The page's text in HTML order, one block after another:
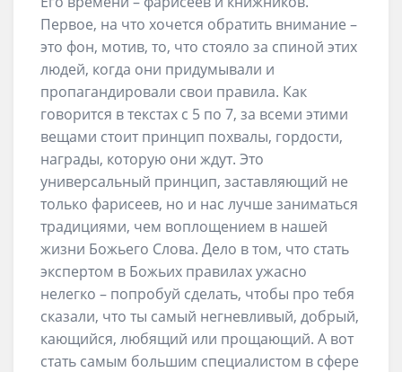
Первое, на что хочется обратить внимание –
это фон, мотив, то, что стояло за спиной этих
людей, когда они придумывали и
пропагандировали свои правила. Как
говорится в текстах с 5 по 7, за всеми этими
вещами стоит принцип похвалы, гордости,
награды, которую они ждут. Это
универсальный принцип, заставляющий не
только фарисеев, но и нас лучше заниматься
традициями, чем воплощением в нашей
жизни Божьего Слова. Дело в том, что стать
экспертом в Божьих правилах ужасно
нелегко – попробуй сделать, чтобы про тебя
сказали, что ты самый негневливый, добрый,
кающийся, любящий или прощающий. А вот
стать самым большим специалистом в сфере